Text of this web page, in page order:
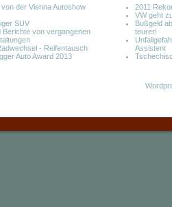
der Vienna Autoshow
SUV
Berichte von vergangenen
- Reifentausch
Auto Award 2013
2011
VW geht
Bußgeld
teurer!
Assistent